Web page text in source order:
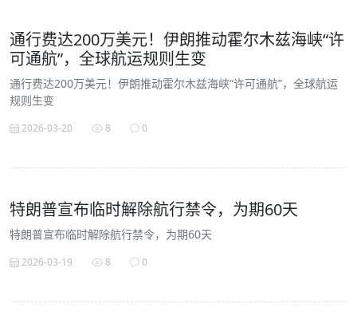
通行费达200万美元！伊朗推动霍尔木兹海峡“许
可通航”，全球航运规则生变
通行费达200万美元！伊朗推动霍尔木兹海峡“许可通航”，全球航运
规则生变
2026-03-20 8 0
特朗普宣布临时解除航行禁令，为期60天
特朗普宣布临时解除航行禁令，为期60天
2026-03-19 8 0